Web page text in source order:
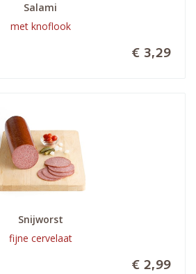
Salami
met knoflook
€ 3,29
Snijworst
fijne cervelaat
€ 2,99